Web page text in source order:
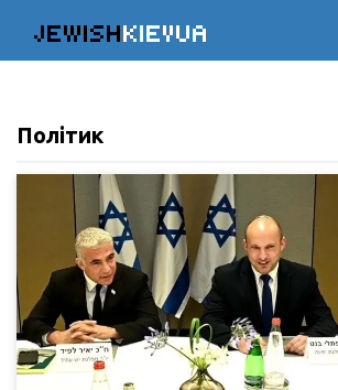
JEWISHKIEVUA
Політик